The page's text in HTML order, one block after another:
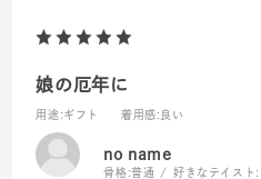
娘の厄年に
用途 :ギフト 着用感 :良い
no name
骨格:普通 好きなテイスト: